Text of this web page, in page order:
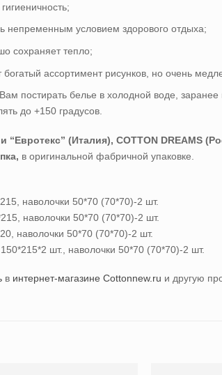
непременным условием здорового отдыха;
сохраняет тепло;
богатый ассортимент рисунков, но очень
постирать белье в холодной воде, заранее
до +150 градусов.
(Италия), COTTON DREAMS
в оригинальной фабричной упаковке.
наволочки 50*70 (70*70)-2 шт.
наволочки 50*70 (70*70)-2 шт.
наволочки 50*70 (70*70)-2 шт.
шт., наволочки 50*70 (70*70)-2 шт.
в интернет-магазине Cottonnew.ru и другую